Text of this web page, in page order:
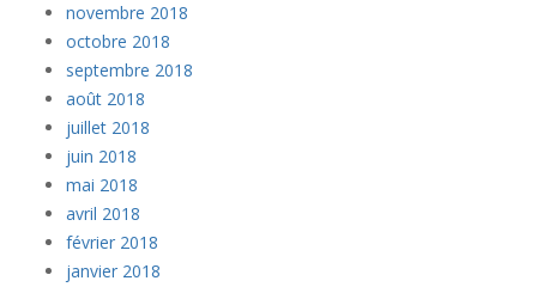
novembre 2018
octobre 2018
septembre 2018
août 2018
juillet 2018
juin 2018
mai 2018
avril 2018
février 2018
janvier 2018